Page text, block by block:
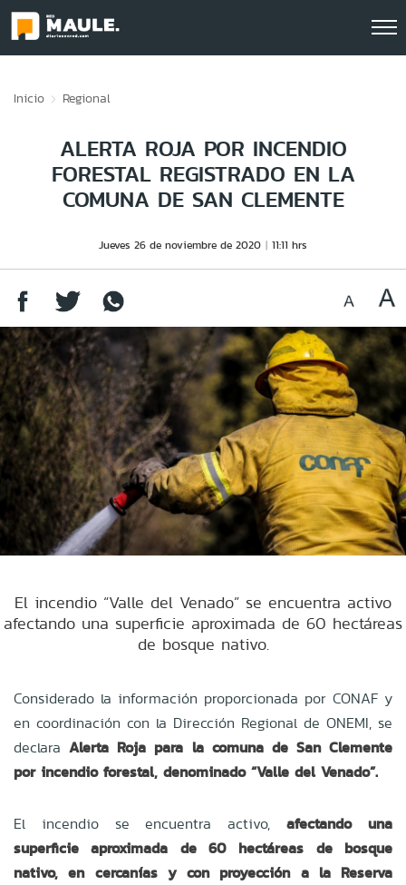
Inicio Regional
ALERTA ROJA POR INCENDIO
FORESTAL REGISTRADO EN LA
COMUNA DE SAN CLEMENTE
Jueves 26 de noviembre de 2020 11:11 hrs
El incendio “Valle del Venado” se encuentra activo
afectando una superficie aproximada de 60 hectáreas
de bosque nativo.
Considerado la información proporcionada por CONAF y
en coordinación con la Dirección Regional de ONEMI, se
declaraAlerta Roja para la comuna de San Clemente
por incendio forestal, denominado “Valle del Venado”.
El incendio se encuentra activo,afectando una
superficie aproximada de 60 hectáreas de bosque
nativo, en cercanías y con proyección a la Reserva